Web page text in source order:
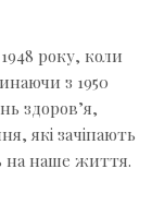
року, коли
з 1950
здоров’я,
які зачіпають
на наше життя.